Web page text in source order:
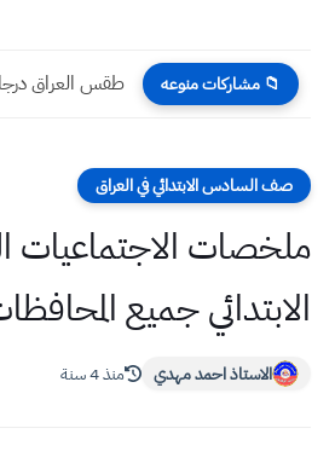
📁 مشاركات منوعه
صف السادس الابتدائي في العراق
ملخصات
الابتدائي جميع
الاستاذ احمد مهدي منذ 4 سنة